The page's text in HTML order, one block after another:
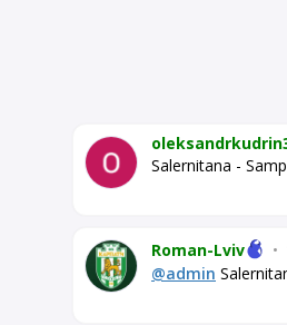
Salernitana -
Roman-Lviv •
@admin